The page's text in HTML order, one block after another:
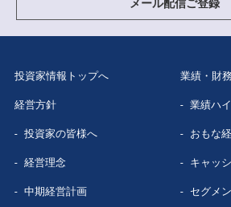
紹介
数字で見る三菱総研
メール配信ご登録
投資家情報トップへ
経営方針
投資家の皆様へ
経営理念
中期経営計画
業績・財
業績ハ
おもな
キャッ
セグメ